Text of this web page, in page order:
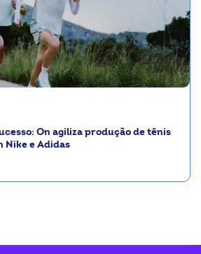
On agiliza produção de tênis
Nike e Adidas